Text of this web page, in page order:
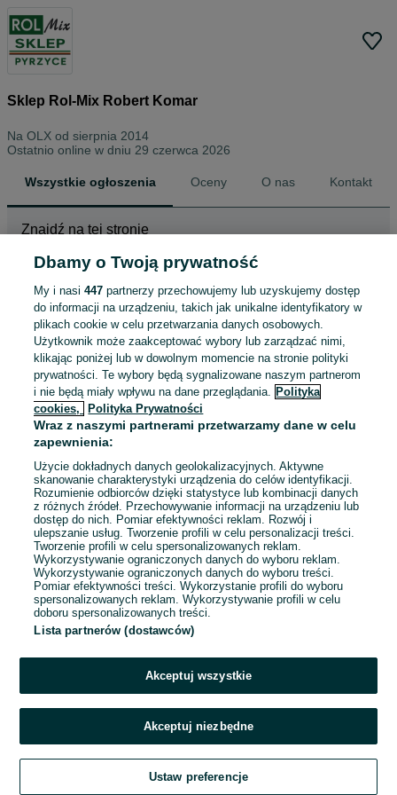
Sklep Rol-Mix Robert Komar
Na OLX od sierpnia 2014
Ostatnio online w dniu 29 czerwca 2026
Wszystkie ogłoszenia Oceny O nas Kontakt
Znajdź na tej stronie
Wybierz kategorię
ZNALEŹLIŚMY 0
OGŁOSZEŃ
Sortowanie Opcje przeglądania
Przepraszamy, nie znaleźliśmy tego,
czego szukasz.
Zadzwoń / SMS
Dbamy o Twoją prywatność
My i nasi447 partnerzy przechowujemy lub uzyskujemy dostęp
do informacji na urządzeniu, takich jak unikalne identyfikatory w
plikach cookie w celu przetwarzania danych osobowych.
Użytkownik może zaakceptować wybory lub zarządzać nimi,
klikając poniżej lub w dowolnym momencie na stronie polityki
prywatności. Te wybory będą sygnalizowane naszym partnerom
i nie będą miały wpływu na dane przeglądania. Polityka
cookies,
Polityka Prywatności
Wraz z naszymi partnerami przetwarzamy dane w celu
zapewnienia:
Użycie dokładnych danych geolokalizacyjnych. Aktywne
skanowanie charakterystyki urządzenia do celów identyfikacji.
Rozumienie odbiorców dzięki statystyce lub kombinacji danych
z różnych źródeł. Przechowywanie informacji na urządzeniu lub
dostęp do nich. Pomiar efektywności reklam. Rozwój i
ulepszanie usług. Tworzenie profili w celu personalizacji treści.
Tworzenie profili w celu spersonalizowanych reklam.
Wykorzystywanie ograniczonych danych do wyboru reklam.
Wykorzystywanie ograniczonych danych do wyboru treści.
Pomiar efektywności treści. Wykorzystanie profili do wyboru
spersonalizowanych reklam. Wykorzystywanie profili w celu
doboru spersonalizowanych treści.
Lista partnerów (dostawców)
Akceptuj wszystkie
Akceptuj niezbędne
Ustaw preferencje